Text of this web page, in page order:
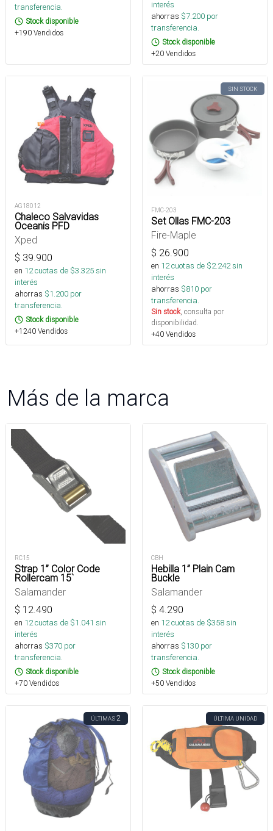
transferencia.
Stock disponible
+190 Vendidos
interés
ahorras $7.200 por
transferencia.
Stock disponible
+20 Vendidos
AG18012
Chaleco Salvavidas
Oceanis PFD
Xped
$ 39.900
en 12cuotas de $3.325sin
interés
ahorras $1.200 por
transferencia.
Stock disponible
+1240 Vendidos
SIN STOCK
FMC-203
Set Ollas FMC-203
Fire-Maple
$ 26.900
en 12cuotas de $2.242sin
interés
ahorras $810 por
transferencia.
Sin stock, consulta por
disponibilidad.
+40 Vendidos
Más de la marca
RC15
Strap 1” Color Code
Rollercam 15`
Salamander
$ 12.490
en 12cuotas de $1.041 sin
interés
ahorras $370 por
transferencia.
Stock disponible
+70 Vendidos
CBH
Hebilla 1” Plain Cam
Buckle
Salamander
$ 4.290
en 12cuotas de $358sin
interés
ahorras $130 por
transferencia.
Stock disponible
+50 Vendidos
ÚLTIMAS2 ÚLTIMA UNIDAD